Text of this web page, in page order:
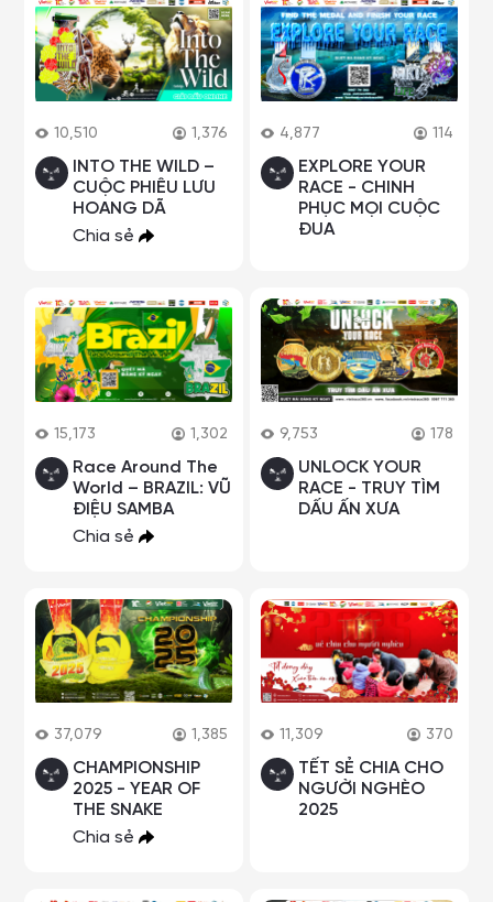
10,510 1,376
INTO THE WILD –
CUỘC PHIÊU LƯU
HOANG DÃ
Chia sẻ
4,877 114
EXPLORE YOUR
RACE - CHINH
PHỤC MỌI CUỘC
ĐUA
15,173 1,302
Race Around The
World – BRAZIL: VŨ
ĐIỆU SAMBA
Chia sẻ
9,753 178
UNLOCK YOUR
RACE - TRUY TÌM
DẤU ẤN XƯA
37,079 1,385
CHAMPIONSHIP
2025 - YEAR OF
THE SNAKE
Chia sẻ
11,309 370
TẾT SẺ CHIA CHO
NGƯỜI NGHÈO
2025